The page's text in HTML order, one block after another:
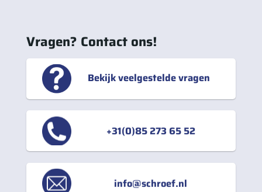
Vragen? Contact ons!
Bekijk veelgestelde vragen
+31(0)85 273 65 52
info@schroef.nl